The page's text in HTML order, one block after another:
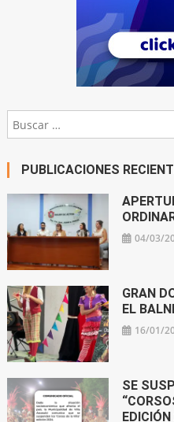
PUBLICACIONES
04/03/
GRAN
EL
16/01/
SE